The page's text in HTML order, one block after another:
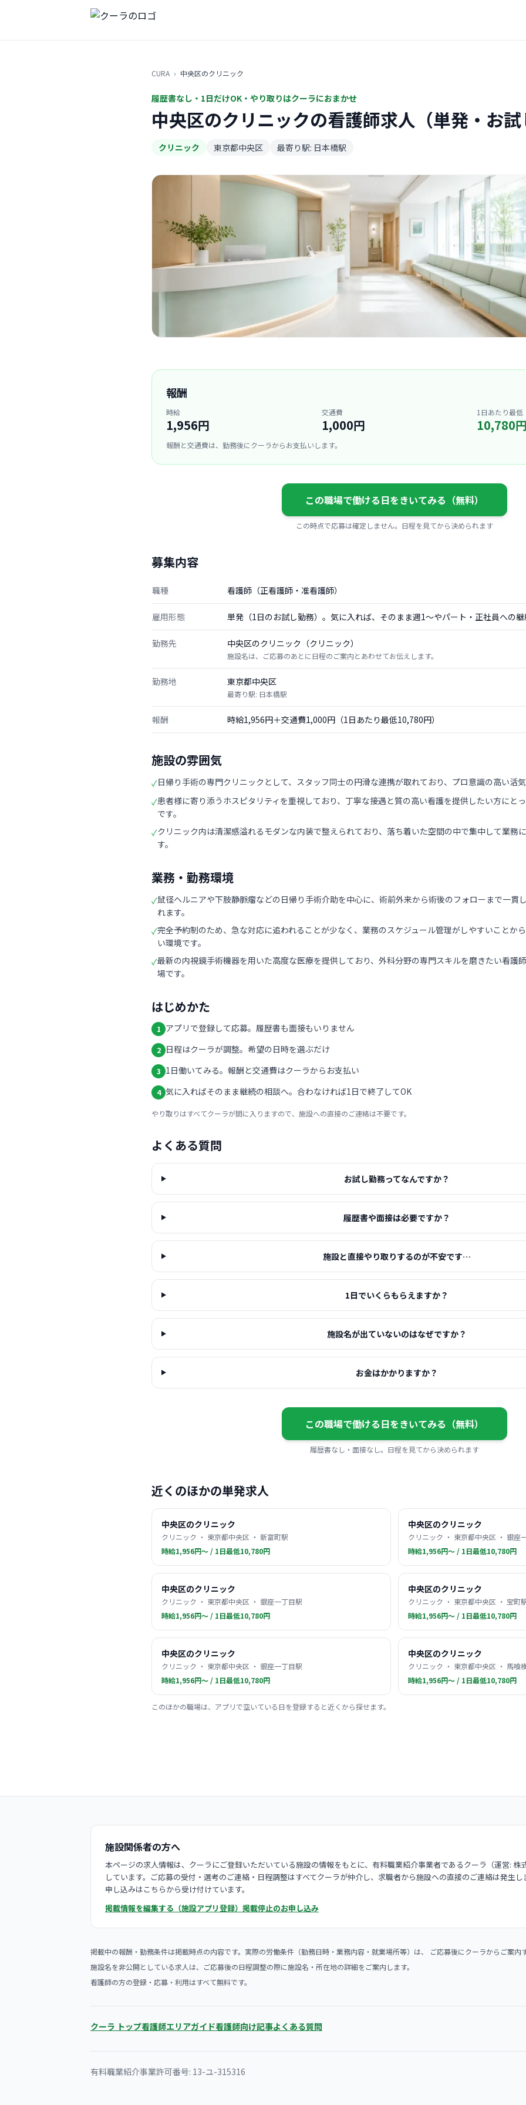
CURA › 中央区のクリニック
履歴書なし・1日だけOK・やり取りはクーラにおまかせ
中央区のクリニックの看護師求人（単発・お試
クリニック 東京都中央区 最寄り駅: 日本橋駅
報酬
時給
1,956円
交通費
1,000円
1日あたり最低
10,780円
報酬と交通費は、勤務後にクーラからお支払いします。
この職場で働ける日をきいてみる（無料）
この時点で応募は確定しません。日程を見てから決められます
募集内容
職種 看護師（正看護師・准看護師）
雇用形態 単発（1日のお試し勤務）。気に入れば、そのまま週1〜やパート・正社員への継
勤務先 中央区のクリニック（クリニック）
施設名は、ご応募のあとに日程のご案内とあわせてお伝えします。
勤務地 東京都中央区
最寄り駅: 日本橋駅
報酬 時給1,956円＋交通費1,000円（1日あたり最低10,780円）
施設の雰囲気
✓日帰り手術の専門クリニックとして、スタッフ同士の円滑な連携が取れており、プロ意識の高い活気
✓患者様に寄り添うホスピタリティを重視しており、丁寧な接遇と質の高い看護を提供したい方にと
です。
✓クリニック内は清潔感溢れるモダンな内装で整えられており、落ち着いた空間の中で集中して業務
す。
業務・勤務環境
✓鼠径ヘルニアや下肢静脈瘤などの日帰り手術介助を中心に、術前外来から術後のフォローまで一貫
れます。
✓完全予約制のため、急な対応に追われることが少なく、業務のスケジュール管理がしやすいことか
い環境です。
✓最新の内視鏡手術機器を用いた高度な医療を提供しており、外科分野の専門スキルを磨きたい看護
場です。
はじめかた
1 アプリで登録して応募。履歴書も面接もいりません
2 日程はクーラが調整。希望の日時を選ぶだけ
3 1日働いてみる。報酬と交通費はクーラからお支払い
4 気に入ればそのまま継続の相談へ。合わなければ1日で終了してOK
やり取りはすべてクーラが間に入りますので、施設への直接のご連絡は不要です。
よくある質問
お試し勤務ってなんですか？
履歴書や面接は必要ですか？
施設と直接やり取りするのが不安です…
1日でいくらもらえますか？
施設名が出ていないのはなぜですか？
お金はかかりますか？
この職場で働ける日をきいてみる（無料）
履歴書なし・面接なし。日程を見てから決められます
近くのほかの単発求人
中央区のクリニック
クリニック ・ 東京都中央区 ・ 新富町駅
時給1,956円〜 / 1日最低10,780円
中央区のクリニック
クリニック ・ 東京都中央区 ・ 銀座
時給1,956円〜 / 1日最低10,780円
中央区のクリニック
クリニック ・ 東京都中央区 ・ 銀座一丁目駅
時給1,956円〜 / 1日最低10,780円
中央区のクリニック
クリニック ・ 東京都中央区 ・ 宝町
時給1,956円〜 / 1日最低10,780円
中央区のクリニック
クリニック ・ 東京都中央区 ・ 銀座一丁目駅
時給1,956円〜 / 1日最低10,780円
中央区のクリニック
クリニック ・ 東京都中央区 ・ 馬喰
時給1,956円〜 / 1日最低10,780円
このほかの職場は、アプリで空いている日を登録すると近くから探せます。
施設関係者の方へ
本ページの求人情報は、クーラにご登録いただいている施設の情報をもとに、有料職業紹介事業者であるクーラ（運営:
しています。ご応募の受付・選考のご連絡・日程調整はすべてクーラが仲介し、求職者から施設への直接のご連絡は発生
申し込みはこちらから受け付けています。
掲載情報を編集する（施設アプリ登録） 掲載停止のお申し込み
掲載中の報酬・勤務条件は掲載時点の内容です。実際の労働条件（勤務日時・業務内容・就業場所等）は、 ご応募後にクーラからご案内
施設名を非公開としている求人は、ご応募後の日程調整の際に施設名・所在地の詳細をご案内します。
看護師の方の登録・応募・利用はすべて無料です。
クーラ トップ看護師エリアガイド看護師向け記事よくある質問
有料職業紹介事業許可番号: 13-ユ-315316